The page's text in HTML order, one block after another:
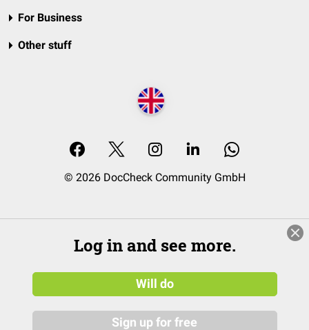
For Business
Other stuff
© 2026 DocCheck Community GmbH
Log in and see more.
Will do
Sign up for free